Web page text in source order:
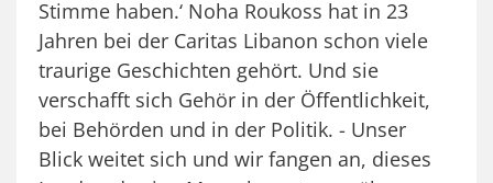
Stimme haben.‘ Noha Roukoss hat in 23
Jahren bei der Caritas Libanon schon viele
traurige Geschichten gehört. Und sie
verschafft sich Gehör in der Öffentlichkeit,
bei Behörden und in der Politik. - Unser
Blick weitet sich und wir fangen an, dieses